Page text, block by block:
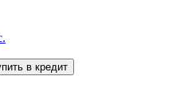
в кредит